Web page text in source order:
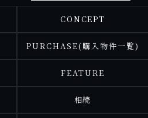
CONCEPT
PURCHASE(購入物件一覧)
FEATURE
相続